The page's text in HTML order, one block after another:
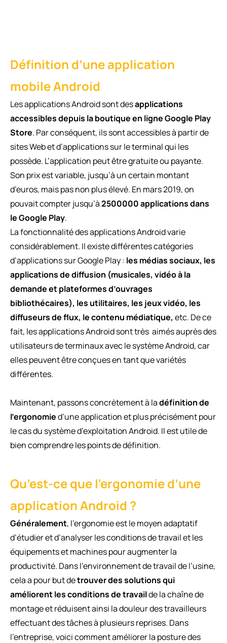
Définition d’une application
mobile Android
Les applications Android sont desapplications
accessibles depuis la boutique en ligne Google Play
Store. Par conséquent, ils sont accessibles à partir de
sites Web et d’applications sur le terminal qui les
possède. L’application peut être gratuite ou payante.
Son prix est variable, jusqu’à un certain montant
d’euros, mais pas non plus élevé. En mars 2019, on
pouvait compter jusqu’à2500000 applications dans
le Google Play.
La fonctionnalité des applications Android varie
considérablement. Il existe différentes catégories
d’applications sur Google Play : les médias sociaux, les
applications de diffusion (musicales, vidéo à la
demande et plateformes d’ouvrages
bibliothécaires), les utilitaires, les jeux vidéo, les
diffuseurs de flux, le contenu médiatique, etc. De ce
fait, les applications Android sont très aimés auprès des
utilisateurs de terminaux avec le système Android, car
elles peuvent être conçues en tant que variétés
différentes.
Maintenant, passons concrètement à ladéfinition de
l’ergonomied’une application et plus précisément pour
le cas du système d’exploitation Android. Il est utile de
bien comprendre les points de définition.
Qu’est-ce que l'ergonomie d’une
application Android ?
Généralement, l’ergonomie est le moyen adaptatif
d’étudier et d’analyser les conditions de travail et les
équipements et machines pour augmenter la
productivité. Dans l’environnement de travail de l’usine,
cela a pour but detrouver des solutions qui
améliorent les conditions de travailde la chaîne de
montage et réduisent ainsi la douleur des travailleurs
effectuant des tâches à plusieurs reprises. Dans
l’entreprise, voici comment améliorer la posture des